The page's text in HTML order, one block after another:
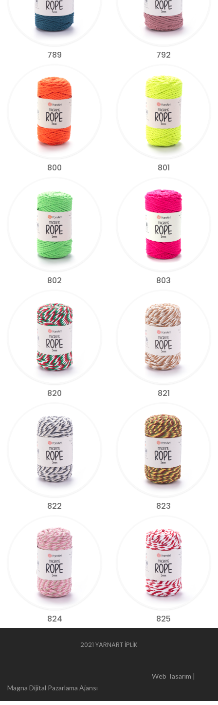
789 792
800 801
802 803
820 821
822 823
824 825
2021 YARNART İPLİK
Web Tasarım |
Magna Dijital Pazarlama Ajansı